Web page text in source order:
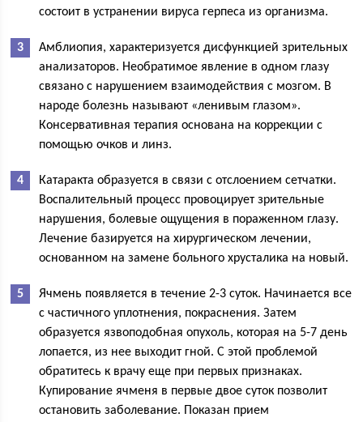
состоит в устранении вируса герпеса из организма.
Амблиопия, характеризуется дисфункцией зрительных
анализаторов. Необратимое явление в одном глазу
связано с нарушением взаимодействия с мозгом. В
народе болезнь называют «ленивым глазом».
Консервативная терапия основана на коррекции с
помощью очков и линз.
Катаракта образуется в связи с отслоением сетчатки.
Воспалительный процесс провоцирует зрительные
нарушения, болевые ощущения в пораженном глазу.
Лечение базируется на хирургическом лечении,
основанном на замене больного хрусталика на новый.
Ячмень появляется в течение 2-3 суток. Начинается все
с частичного уплотнения, покраснения. Затем
образуется язвоподобная опухоль, которая на 5-7 день
лопается, из нее выходит гной. С этой проблемой
обратитесь к врачу еще при первых признаках.
Купирование ячменя в первые двое суток позволит
остановить заболевание. Показан прием